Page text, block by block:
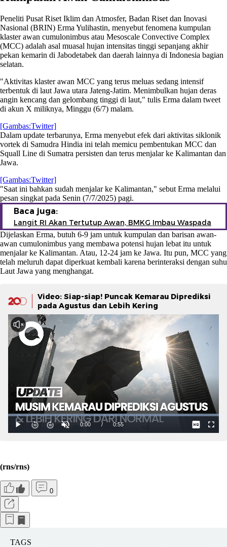
Peneliti Pusat Riset Iklim dan Atmosfer, Badan Riset dan Inovasi
Nasional (BRIN) Erma Yulihastin, menyebut fenomena kumpulan
klaster awan cumulonimbus atau Mesoscale Convective Complex
(MCC) adalah asal muasal hujan intensitas tinggi sepanjang akhir
pekan kemarin di Jabodetabek dan daerah lainnya di Indonesia bagian
selatan.
"Aktivitas klaster awan MCC yang terus meluas sedang intensif
terbentuk di laut Jawa utara Jateng-Jatim. Menimbulkan hujan deras
angin kencang dan gelombang tinggi di laut," tulis Erma dalam tweet
di akun X miliknya, Minggu (6/7) malam.
[Gambas:Twitter]
Dalam update terbarunya, Erma menyebut efek dari aktivitas siklonik
vortek di Samudra Hindia ini telah memicu pembentukan MCC dan
Squall Line di Sumatra persisten dan terus menjalar ke Kalimantan dan
Jawa.
[Gambas:Twitter]
"Saat ini bahkan sudah menjalar ke Kalimantan," sebut Erma melalui
pesan singkat pada Senin (7/7/2025) pagi.
Baca juga:
Langit RI Akan Tertutup Awan, BMKG Imbau Waspada
Dijelaskan Erma, butuh 6-9 jam untuk kumpulan dan barisan awan-
awan cumulonimbus yang membawa potensi hujan lebat itu untuk
menjalar ke Kalimantan. Atau, 12-24 jam ke Jawa. Itu pun, MCC yang
telah meluruh dapat diperkuat kembali karena berinteraksi dengan suhu
Laut Jawa yang menghangat.
Video: Siap-siap! Puncak Kemarau Diprediksi
pada Agustus dan Lebih Kering
(rns/rns)
0
TAGS